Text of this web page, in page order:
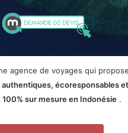
agence de voyages qui propose
authentiques, écoresponsables et
100% sur mesure en Indonésie.